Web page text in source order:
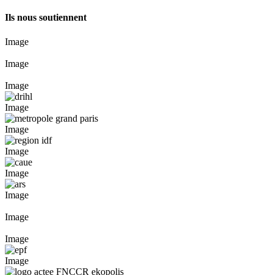
Ils nous soutiennent
Image
Image
Image
Image
Image
Image
Image
Image
Image
Image
Image